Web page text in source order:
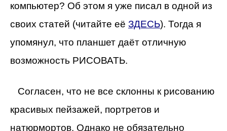
компьютер? Об этом я уже писал в одной из
своих статей (читайте её ЗДЕСЬ). Тогда я
упомянул, что планшет даёт отличную
возможность РИСОВАТЬ.
Согласен, что не все склонны к рисованию
красивых пейзажей, портретов и
натюрмортов. Однако не обязательно